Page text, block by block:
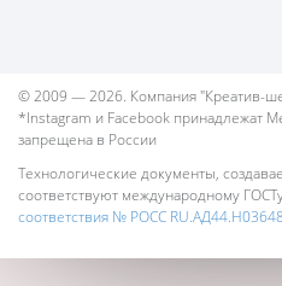
© 2009 — 2026. Компания "Креатив-
*Instagram и Facebook принадлежат
запрещена в России
Технологические документы,
соответствуют международному
соответствия № РОСС